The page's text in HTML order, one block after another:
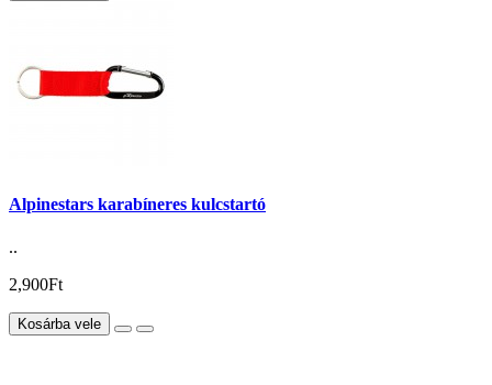
Alpinestars karabíneres kulcstartó
..
2,900Ft
Kosárba vele